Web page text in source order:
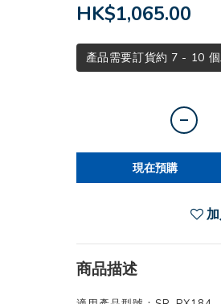
HK$1,065.00
產品需要訂貨約 7 - 10 個
現在預購
商品描述